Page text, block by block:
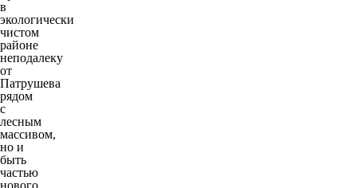
в
экологически
чистом
районе
неподалеку
от
Патрушева
рядом
с
лесным
массивом,
но и
быть
частью
нового